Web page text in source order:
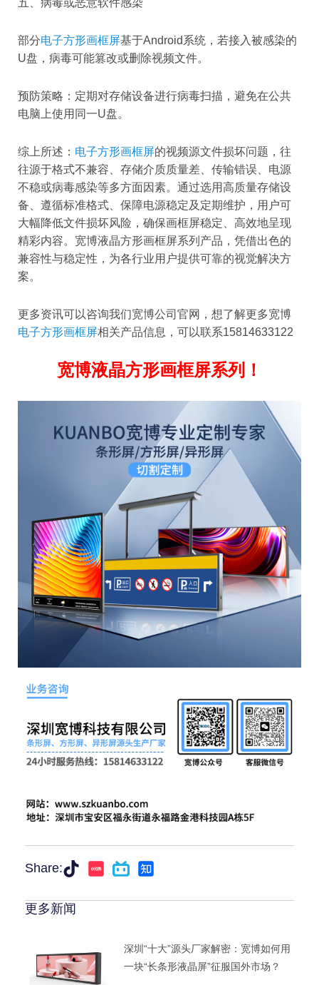
五、病毒或恶意软件感染
部分电子方形画框屏基于Android系统，若接入被感染的
U盘，病毒可能篡改或删除视频文件。
预防策略：定期对存储设备进行病毒扫描，避免在公共
电脑上使用同一U盘。
综上所述： 电子方形画框屏的视频源文件损坏问题，往
往源于格式不兼容、存储介质质量差、传输错误、电源
不稳或病毒感染等多方面因素。通过选用高质量存储设
备、遵循标准格式、保障电源稳定及定期维护，用户可
大幅降低文件损坏风险，确保画框屏稳定、高效地呈现
精彩内容。宽博液晶方形画框屏系列产品，凭借出色的
兼容性与稳定性，为各行业用户提供可靠的视觉解决方
案。
更多资讯可以咨询我们宽博公司官网，想了解更多宽博
电子方形画框屏相关产品信息，可以联系15814633122
宽博液晶方形画框屏系列！
Share:
更多新闻
深圳“十大”源头厂家解密：宽博如何用
一块“长条形液晶屏”征服国外市场？